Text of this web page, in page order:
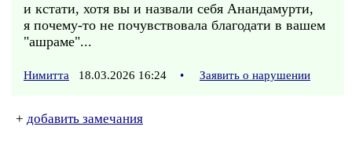
и кстати, хотя вы и назвали себя Анандамурти,
я почему-то не почувствовала благодати в вашем
"ашраме"...
Нимитта 18.03.2026 16:24 • Заявить о нарушении
+ добавить замечания